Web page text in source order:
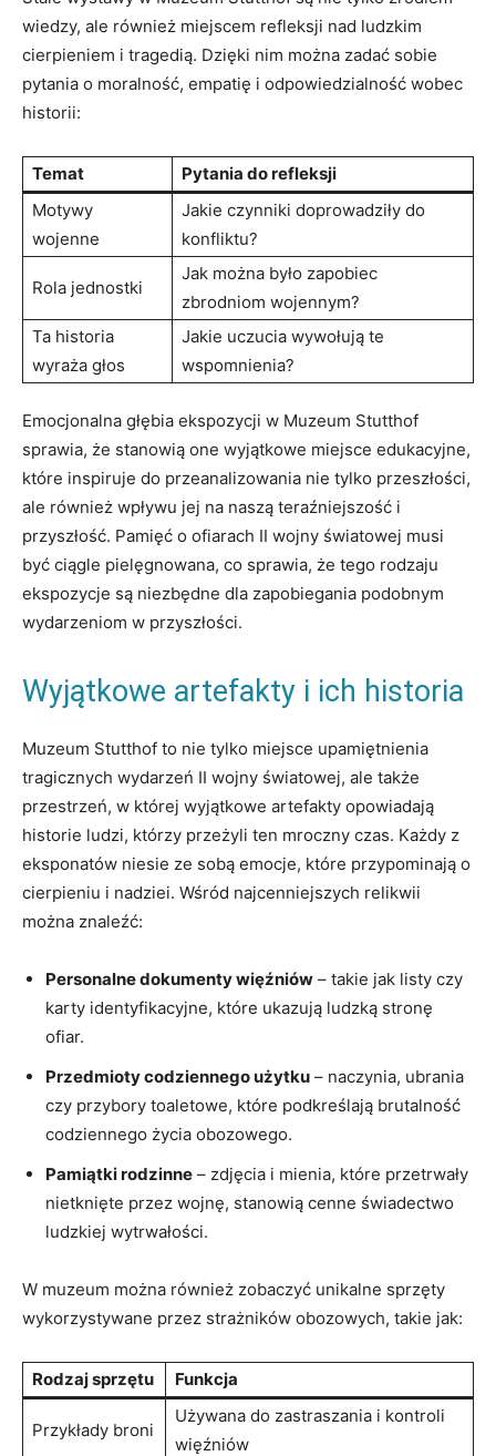
wiedzy, ⁢ale również miejscem refleksji nad ludzkim
cierpieniem i tragedią. ⁣Dzięki nim ⁤można​ zadać sobie‍
pytania o moralność,⁤ empatię i odpowiedzialność⁤ wobec ​
historii:
Temat
Pytania​ do refleksji
Motywy
⁣wojenne
Jakie czynniki doprowadziły do
konfliktu?
Rola jednostki
Jak ​można​ było‍ zapobiec
zbrodniom ⁣wojennym?
Ta historia
wyraża ⁣głos
Jakie uczucia wywołują te
‌wspomnienia?
Emocjonalna głębia ​ekspozycji w Muzeum Stutthof
sprawia, że stanowią‍ one wyjątkowe miejsce edukacyjne,
które inspiruje‌ do przeanalizowania nie ​tylko przeszłości,
ale ‌również⁤ wpływu jej na ‌naszą⁤ teraźniejszość i
przyszłość.​ Pamięć o ofiarach II wojny światowej musi
⁢być ciągle‍ pielęgnowana,‍ co sprawia, że tego rodzaju⁤
ekspozycje są niezbędne dla zapobiegania ‌podobnym
‍wydarzeniom w⁤ przyszłości.
Wyjątkowe artefakty i ⁤ich historia
Muzeum Stutthof⁤ to nie tylko miejsce upamiętnienia
tragicznych wydarzeń⁤ II ‍wojny światowej, ale⁢ także⁢
przestrzeń,⁤ w której wyjątkowe‍ artefakty opowiadają
historie ‍ludzi, którzy przeżyli⁤ ten mroczny czas. Każdy z
eksponatów ‌niesie ze sobą emocje, które przypominają ⁢o
cierpieniu i nadziei.⁢ Wśród najcenniejszych relikwii‍
można znaleźć:
Personalne dokumenty więźniów ‌– ⁢takie jak⁣ listy czy
karty ⁤identyfikacyjne, które ukazują ludzką stronę⁣
ofiar.
Przedmioty ⁤codziennego ‍użytku – naczynia, ubrania
czy przybory ​toaletowe, ⁣które ⁤podkreślają ⁣brutalność
codziennego⁢ życia obozowego.
Pamiątki⁣ rodzinne – zdjęcia i‌ mienia, ⁤które ‌przetrwały⁤
nietknięte przez‌ wojnę, stanowią cenne świadectwo
ludzkiej wytrwałości.
W‌ muzeum⁤ można również zobaczyć ​unikalne sprzęty
⁤wykorzystywane przez ​strażników obozowych,‌ takie jak:
Rodzaj sprzętu Funkcja
Przykłady broni
Używana do zastraszania i kontroli
więźniów